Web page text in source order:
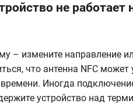
не работает
– измените направление
что антенна NFC может
Иногда
устройство над